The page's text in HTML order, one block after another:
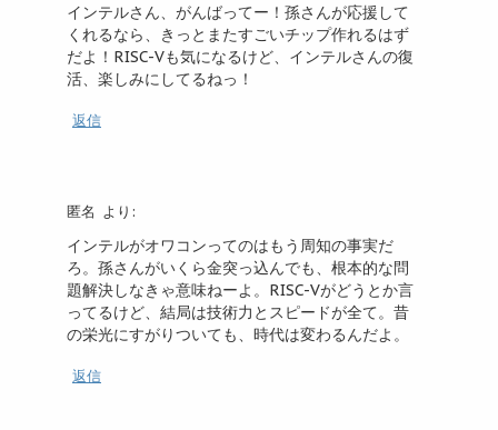
インテルさん、がんばってー！孫さんが応援して
くれるなら、きっとまたすごいチップ作れるはず
だよ！RISC-Vも気になるけど、インテルさんの復
活、楽しみにしてるねっ！
返信
匿名 より:
インテルがオワコンってのはもう周知の事実だ
ろ。孫さんがいくら金突っ込んでも、根本的な問
題解決しなきゃ意味ねーよ。RISC-Vがどうとか言
ってるけど、結局は技術力とスピードが全て。昔
の栄光にすがりついても、時代は変わるんだよ。
返信